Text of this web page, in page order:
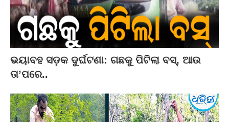
ଭୟାବହ ସଡ଼କ ଦୁର୍ଘଟଣା: ଗଛକୁ ପିଟିଲା ବସ୍‌, ଆଉ
ତା’ପରେ..